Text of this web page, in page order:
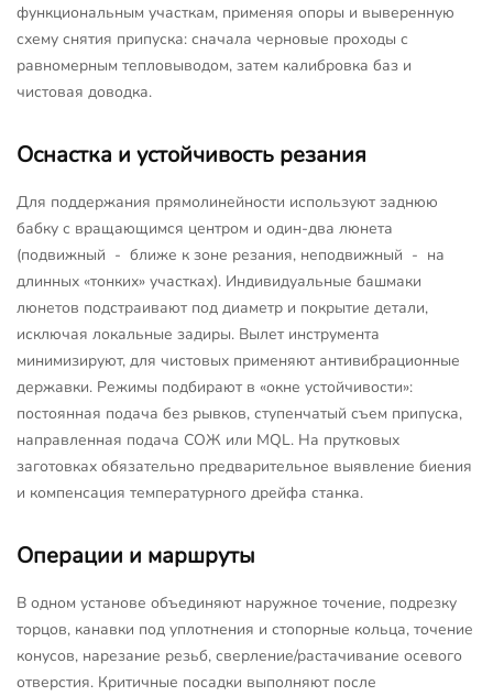
функциональным участкам, применяя опоры и выверенную
схему снятия припуска: сначала черновые проходы с
равномерным тепловыводом, затем калибровка баз и
чистовая доводка.
Оснастка и устойчивость резания
Для поддержания прямолинейности используют заднюю
бабку с вращающимся центром и один-два люнета
(подвижный - ближе к зоне резания, неподвижный - на
длинных «тонких» участках). Индивидуальные башмаки
люнетов подстраивают под диаметр и покрытие детали,
исключая локальные задиры. Вылет инструмента
минимизируют, для чистовых применяют антивибрационные
державки. Режимы подбирают в «окне устойчивости»:
постоянная подача без рывков, ступенчатый съем припуска,
направленная подача СОЖ или MQL. На прутковых
заготовках обязательно предварительное выявление биения
и компенсация температурного дрейфа станка.
Операции и маршруты
В одном установе объединяют наружное точение, подрезку
торцов, канавки под уплотнения и стопорные кольца, точение
конусов, нарезание резьб, сверление/растачивание осевого
отверстия. Критичные посадки выполняют после